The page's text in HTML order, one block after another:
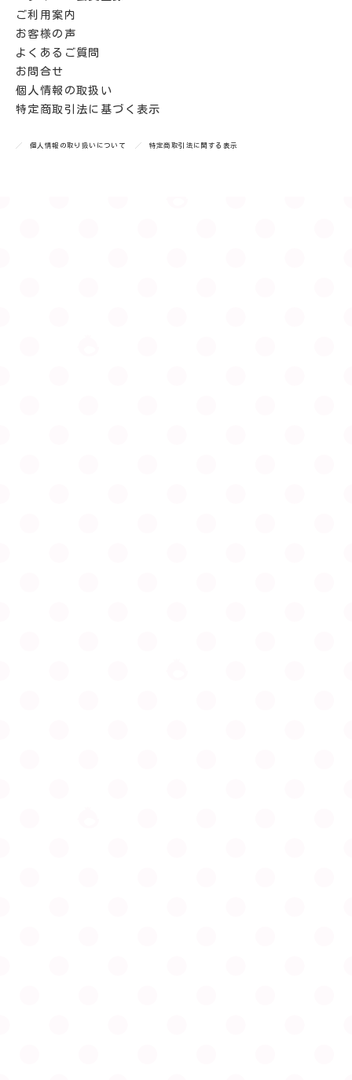
ご利用案内
お客様の声
よくあるご質問
お問合せ
個人情報の取扱い
特定商取引法に基づく表示
個人情報の取り扱いについて 特定商取引法に関する表示